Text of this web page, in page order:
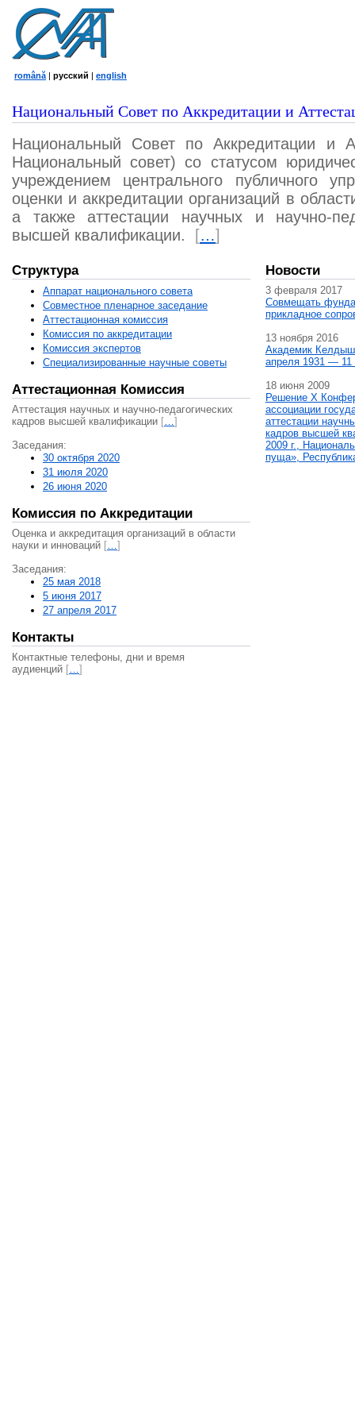
română | русский | english
Национальный Совет по Аккредитации и
Национальный Совет по Аккредитации и
Национальный совет) со статусом
учреждением центрального публичного
оценки и аккредитации организаций в
а также аттестации научных и научно-
высшей квалификации.
[…]
Структура
Аппарат национального совета
Совместное пленарное заседание
Аттестационная комисcия
Комиссия по аккредитации
Комиссия экспертов
Специализированные научные советы
Аттестационная Комиссия
Аттестация научных и научно-педагогических
кадров высшей квалификации […]
Заседания:
30 октября 2020
31 июля 2020
26 июня 2020
Комиссия по Аккредитации
Оценка и аккредитация организаций в области
науки и инноваций […]
Заседания:
25 мая 2018
5 июня 2017
27 апреля 2017
Контакты
Контактные телефоны, дни и время
аудиенций […]
Новости
3 февраля 2017
Совмещать
прикладное
13 ноября 2016
Академик
апреля 1931 — 11
18 июня 2009
Решение X
ассоциации
аттестации
кадров высшей
2009 г.,
пуща»,